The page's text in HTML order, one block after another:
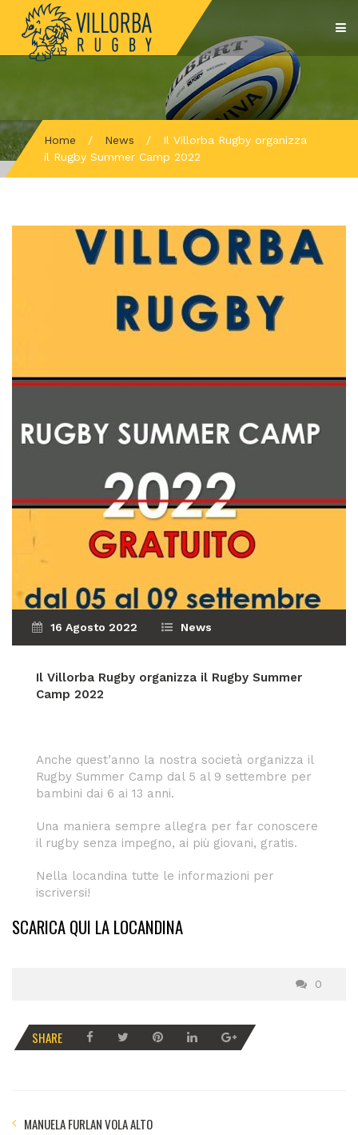
Home / News /
Il Villorba Rugby organizza
il Rugby Summer Camp 2022
16 Agosto 2022 News
Il Villorba Rugby organizza il Rugby Summer
Camp 2022
Anche quest’anno la nostra società organizza il
Rugby Summer Camp dal 5 al 9 settembre per
bambini dai 6 ai 13 anni.
Una maniera sempre allegra per far conoscere
il rugby senza impegno, ai più giovani, gratis.
Nella locandina tutte le informazioni per
iscriversi!
SCARICA QUI LA LOCANDINA
0
SHARE
MANUELA FURLAN VOLA ALTO